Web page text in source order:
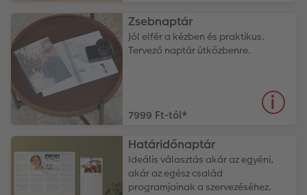
Zsebnaptár
Jól elfér a kézben és praktikus.
Tervező naptár útközbenre.
7999 Ft-tól*
Határidőnaptár
Ideális választás akár az egyéni,
akár az egész család
programjainak a szervezéséhez.